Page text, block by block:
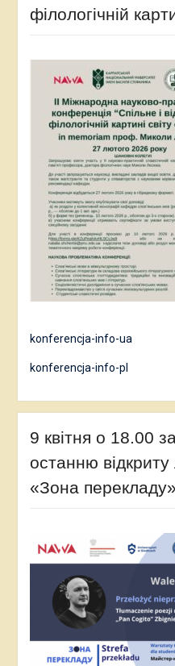
філологічній
konferencja-info-ua
konferencja-info-pl
9 квітня о 18.00
останню відкриту
«Зона перекладу»